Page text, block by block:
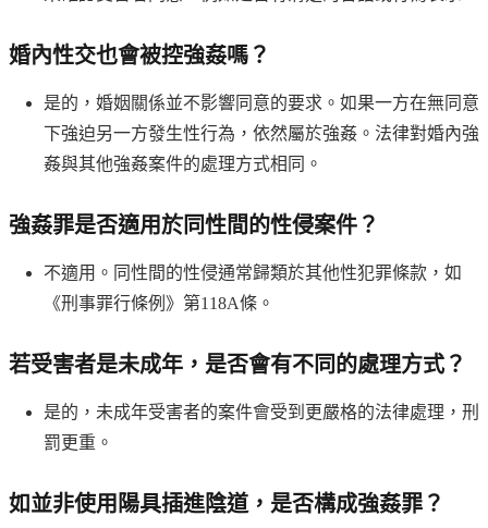
婚內性交也會被控強姦嗎？
是的，婚姻關係並不影響同意的要求。如果一方在無同意
下強迫另一方發生性行為，依然屬於強姦。法律對婚內強
姦與其他強姦案件的處理方式相同。
強姦罪是否適用於同性間的性侵案件？
不適用。同性間的性侵通常歸類於其他性犯罪條款，如
《刑事罪行條例》第118A條。
若受害者是未成年，是否會有不同的處理方式？
是的，未成年受害者的案件會受到更嚴格的法律處理，刑
罰更重。
如並非使用陽具插進陰道，是否構成強姦罪？